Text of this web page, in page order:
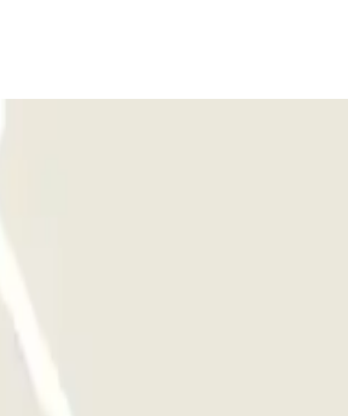
e facilite os dados da sua